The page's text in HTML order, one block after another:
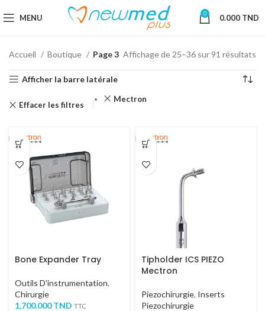
MENU 0 0.000 TND
Accueil Boutique Page 3 Affichage de 25–36 sur 91 résultats
Afficher la barre latérale
Effacer les filtres
Mectron
Bone Expander Tray
Outils D'instrumentation,
Chirurgie
1,700.000TND TTC
Tipholder ICS PIEZO
Mectron
Piezochirurgie, Inserts
Piezochirurgie